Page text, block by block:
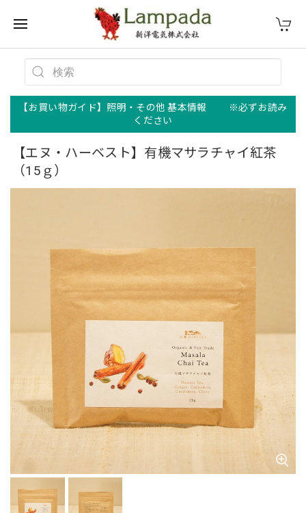
【お買い物ガイド】照明・その他 基本情報 ※必ずお読み
ください
【エヌ・ハーベスト】有機マサラチャイ紅茶
（15ｇ）